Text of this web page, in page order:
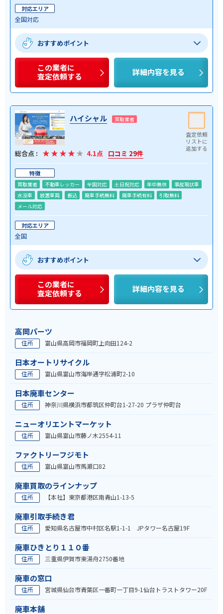
対応エリア
全国対応
おすすめポイント
この業者に
査定依頼する
詳細内容を見る
ハイシャル 買取業者
総合点 : 4.1点 口コミ 29件
特徴
買取業者 不動車レッカー 全国対応 土日祝対応 年中無休
事故現状車
水没車
放置車両 振込 廃車手続無料 廃車手続有料
引取無料
メール対応
対応エリア
全国
おすすめポイント
この業者に
査定依頼する
詳細内容を見る
高岡パーツ
住所 富山県高岡市福岡町上向田124-2
日本オートリサイクル
住所 富山県富山市海岸通字松浦町2-10
日本廃車センター
住所 神奈川県横浜市都筑区仲町台1-27-20 プラザ仲町台
ニューオリエントマーケット
住所 富山県富山市藤ノ木2554-11
ファクトリーフジモト
住所 富山県富山市馬瀬口82
廃車買取のラインナップ
住所 【本社】東京都港区南青山1-13-5
廃車引取手続き君
住所 愛知県名古屋市中村区名駅1-1-1 JPタワー名古屋19F
廃車ひきとり１１０番
住所 三重県伊賀市東湯舟2750番地
廃車の窓口
住所 宮城県仙台市青葉区一番町一丁目9-1仙台トラストタワー20F
廃車本舗